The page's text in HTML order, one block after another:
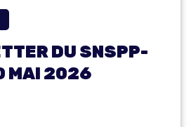
DU SNSPP-
MAI 2026